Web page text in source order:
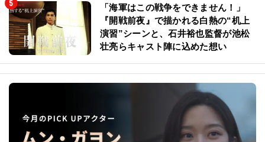
「海軍はこの戦争をできません！」
『開戦前夜』で描かれる白熱の“机上
演習”シーンと、石井裕也監督が池松
壮亮らキャスト陣に込めた想い